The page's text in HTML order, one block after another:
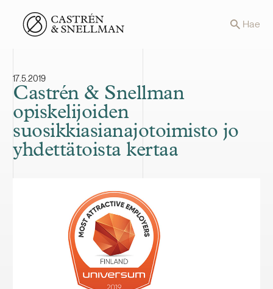
Front page Hae
17.5.2019
Castrén & Snellman
opiskelijoiden
suosikkiasianajotoimisto jo
yhdettätoista kertaa